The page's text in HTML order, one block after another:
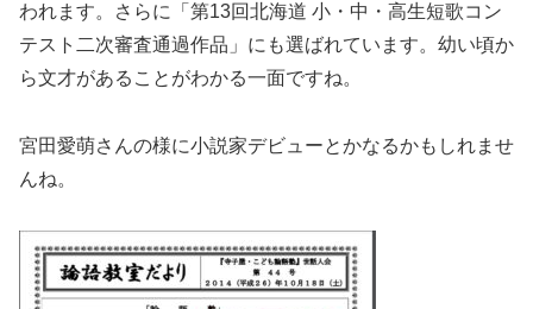
われます。さらに「第13回北海道 小・中・高生短歌コン
テスト二次審査通過作品」にも選ばれています。幼い頃か
ら文才があることがわかる一面ですね。
宮田愛萌さんの様に小説家デビューとかなるかもしれませ
んね。